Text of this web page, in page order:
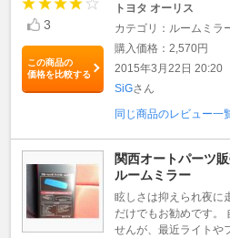
3
この商品の
価格を比較する
トヨタ オーリス
カテゴリ：ルームミラ
購入価格：2,570円
2015年3月22日 20:20
SiGさん
同じ商品のレビュー一
関西オートパーツ
ルームミラー
眩しさは抑えられ夜に
だけでもお勧めです。
せんが、最近ライトや